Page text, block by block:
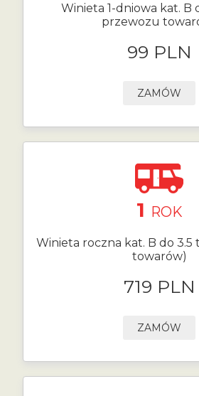
Winieta 1-dniowa kat. B
przewozu
99 PLN
ZAMÓW
1 ROK
Winieta roczna kat. B do 3.5
towarów)
719 PLN
ZAMÓW